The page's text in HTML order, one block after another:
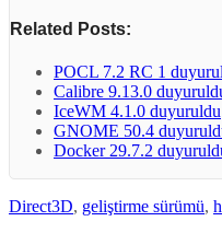
Related Posts:
POCL 7.2 RC 1
Calibre 9.13.0
IceWM 4.1.0 duyuruldu
GNOME 50.4
Docker 29.7.2
Direct3D, geliştirme sürümü,